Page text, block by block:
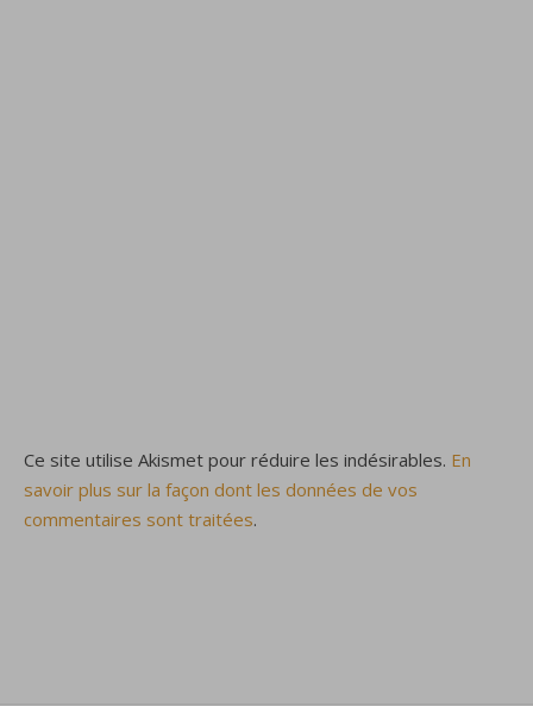
Ce site utilise Akismet pour réduire les indésirables. En
savoir plus sur la façon dont les données de vos
commentaires sont traitées.